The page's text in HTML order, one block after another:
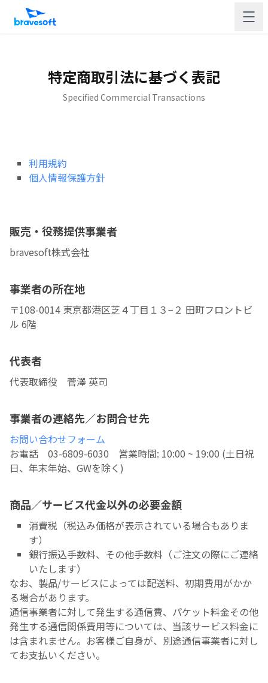
特定商取引法に基づく表記
Specified Commercial Transactions
利用規約
個人情報保護方針
販売・役務提供事業者
bravesoft株式会社
事業者の所在地
〒108-0014 東京都港区芝４丁目１３−２ 田町フロントビ
ル 6階
代表者
代表取締役 菅澤 英司
事業者の連絡先／お問合せ先
お問い合わせフォーム
お電話 03-6809-6030 営業時間: 10:00 ~ 19:00 (土日祝
日、年末年始、GWを除く)
商品／サービス代金以外の必要金額
消費税（税込み価格が表示されている場合もありま
す）
銀行振込手数料、その他手数料（ご注文の際にご連絡
いたします）
なお、製品/サービスによっては配送料、初期費用がかか
る場合があります。
通信事業者に対して発生する通信費、パケット料金その他
発生する通信関係費用等については、当該サービス料金に
は含まれません。お客様ご自身が、別途通信事業者に対し
てお支払いください。